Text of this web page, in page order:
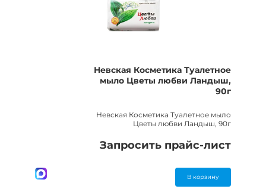
Невская Косметика Туалетное
мыло Цветы любви Ландыш,
90г
Невская Косметика Туалетное мыло
Цветы любви Ландыш, 90г
Запросить прайс-лист
В корзину